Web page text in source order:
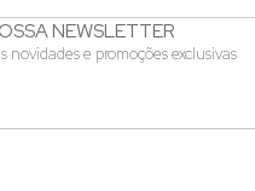
NEWSLETTER
novidades e promoções exclusivas